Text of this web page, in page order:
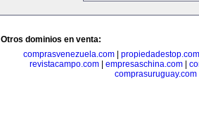
Otros dominios en venta:
comprasvenezuela.com
propiedadestop.com
revistacampo.com
empresaschina.com
comprasuruguay.com